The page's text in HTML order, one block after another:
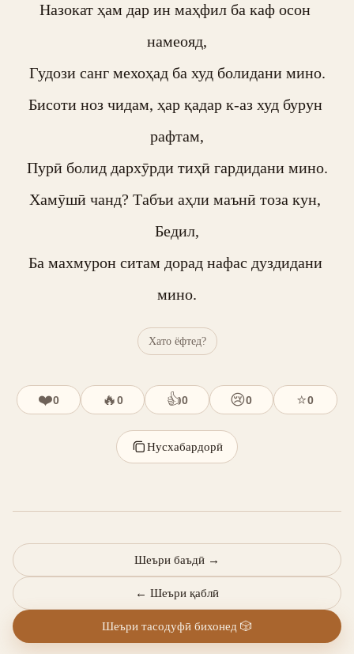
Назокат ҳам дар ин маҳфил ба каф осон
намеояд,
Гудози санг мехоҳад ба худ болидани мино.
Бисоти ноз чидам, ҳар қадар к-аз худ бурун
рафтам,
Пурӣ болид дархӯрди тиҳӣ гардидани мино.
Хамӯшӣ чанд? Табъи аҳли маънӣ тоза кун,
Бедил,
Ба махмурон ситам дорад нафас дуздидани
мино.
Хато ёфтед?
❤️0 🔥0 👍0 😢0 ⭐0
Нусхабардорӣ
← Шеъри қаблӣ
Шеъри баъдӣ →
Шеъри тасодуфӣ бихонед 🎲